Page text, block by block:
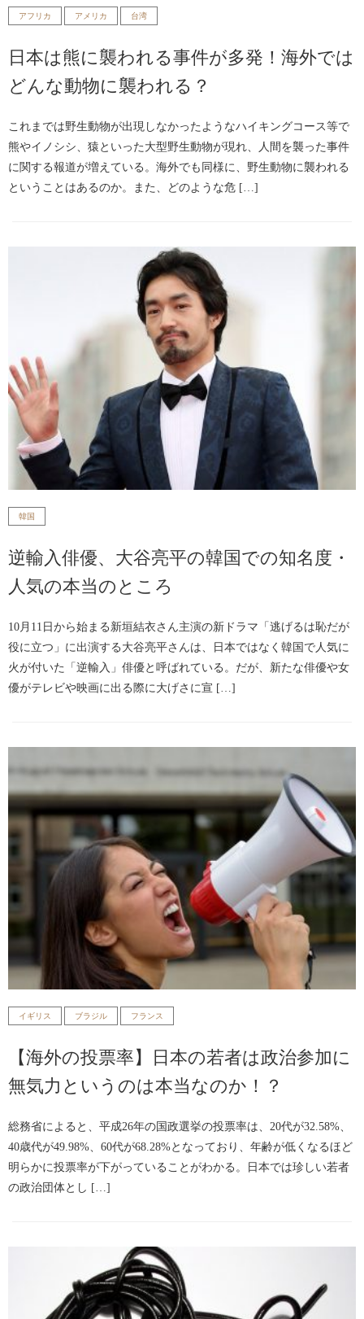
アフリカ アメリカ 台湾
日本は熊に襲われる事件が多発！海外では
どんな動物に襲われる？
これまでは野生動物が出現しなかったようなハイキングコース等で
熊やイノシシ、猿といった大型野生動物が現れ、人間を襲った事件
に関する報道が増えている。海外でも同様に、野生動物に襲われる
ということはあるのか。また、どのような危 […]
韓国
逆輸入俳優、大谷亮平の韓国での知名度・
人気の本当のところ
10月11日から始まる新垣結衣さん主演の新ドラマ「逃げるは恥だが
役に立つ」に出演する大谷亮平さんは、日本ではなく韓国で人気に
火が付いた「逆輸入」俳優と呼ばれている。だが、新たな俳優や女
優がテレビや映画に出る際に大げさに宣 […]
イギリス ブラジル フランス
【海外の投票率】日本の若者は政治参加に
無気力というのは本当なのか！？
総務省によると、平成26年の国政選挙の投票率は、20代が32.58%、
40歳代が49.98%、60代が68.28%となっており、年齢が低くなるほど
明らかに投票率が下がっていることがわかる。日本では珍しい若者
の政治団体とし […]